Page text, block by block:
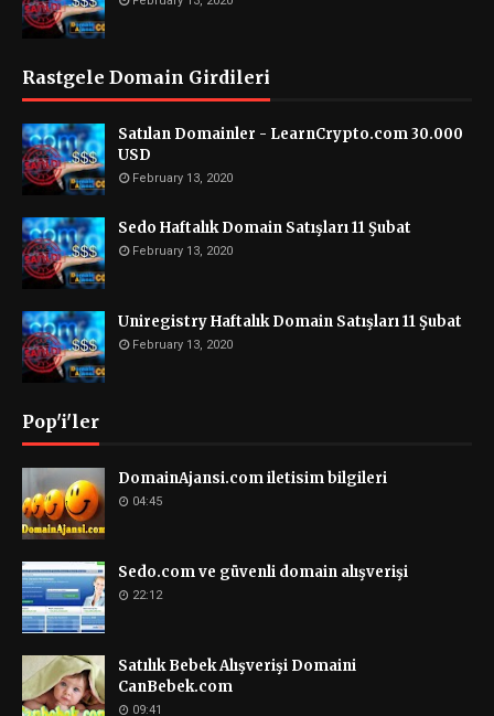
Rastgele Domain Girdileri
Satılan Domainler - LearnCrypto.com 30.000
USD
February 13, 2020
Sedo Haftalık Domain Satışları 11 Şubat
February 13, 2020
Uniregistry Haftalık Domain Satışları 11 Şubat
February 13, 2020
Pop'i'ler
DomainAjansi.com iletisim bilgileri
04:45
Sedo.com ve güvenli domain alışverişi
22:12
Satılık Bebek Alışverişi Domaini
CanBebek.com
09:41